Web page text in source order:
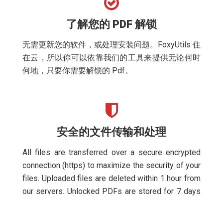
了解您的 PDF 解锁
无需更新您的软件，或处理安装问题。FoxyUtils 住
在云，所以你可以依靠我们的工具来提供无论何时
何地，只要你需要解锁的 Pdf。
安全的文件传输和处理
All files are transferred over a secure encrypted
connection (https) to maximize the security of your
files. Uploaded files are deleted within 1 hour from
our servers. Unlocked PDFs are stored for 7 days